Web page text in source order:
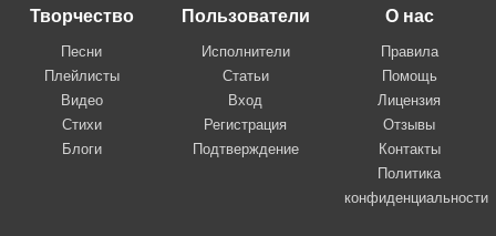
Творчество
Песни
Плейлисты
Видео
Стихи
Блоги
Пользователи
Исполнители
Статьи
Вход
Регистрация
Подтверждение
О нас
Правила
Помощь
Лицензия
Отзывы
Контакты
Политика
конфиденциальности